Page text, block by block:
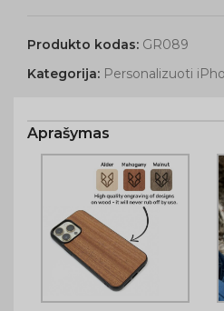
Produkto kodas: GR089
Kategorija: Personalizuoti
Aprašymas